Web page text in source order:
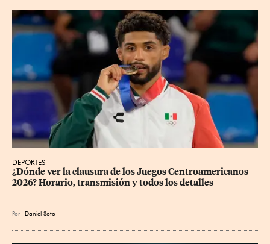
DEPORTES
¿Dónde ver la clausura de los Juegos Centroamericanos
2026? Horario, transmisión y todos los detalles
Por Daniel Soto